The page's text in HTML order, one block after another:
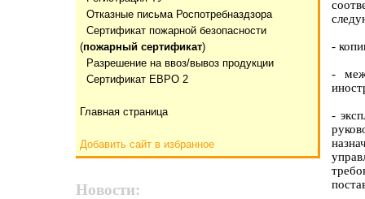
Отказные письма Роспотребназдзора
Сертификат пожарной безопасности
(пожарный сертификат)
Разрешение на ввоз/вывоз продукции
Сертификат ЕВРО 2
Главная страница
Добавить сайт в избранное
Новости:
-
-
-